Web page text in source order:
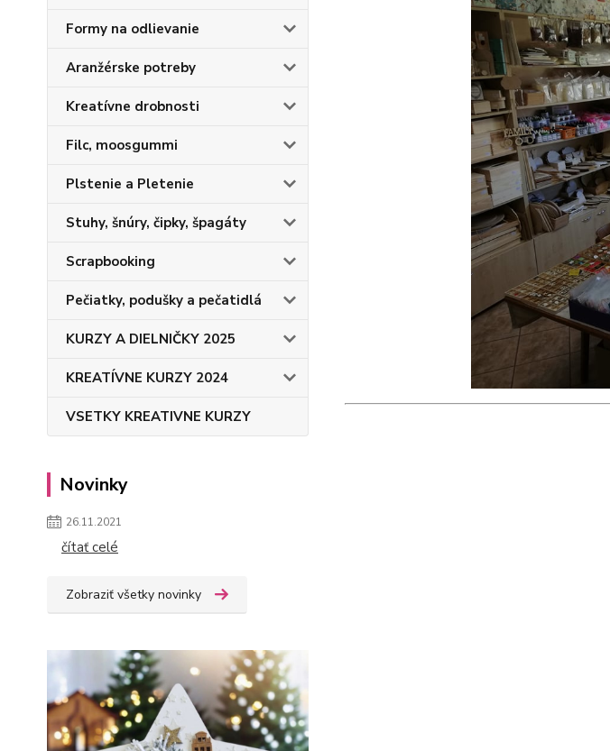
Formy na odlievanie
Aranžérske potreby
Kreatívne drobnosti
Filc, moosgummi
Plstenie a Pletenie
Stuhy, šnúry, čipky, špagáty
Scrapbooking
Pečiatky, podušky a pečatidlá
KURZY A DIELNIČKY 2025
KREATÍVNE KURZY 2024
VSETKY KREATIVNE KURZY
Novinky
26.11.2021
čítať celé
Zobraziť všetky novinky